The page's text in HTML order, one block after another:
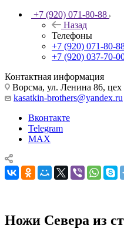
+7 (920) 071-80-88
Назад
Телефоны
+7 (920) 071-80-
+7 (920) 037-70-
Контактная информация
Ворсма, ул. Ленина 86, цех
kasatkin-brothers@yandex.ru
Вконтакте
Telegram
MAX
Ножи Севера из